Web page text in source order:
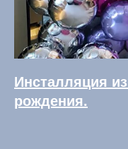
Инсталляция
рождения.